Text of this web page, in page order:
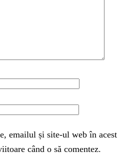
emailul și site-ul web în acest
când o să comentez.